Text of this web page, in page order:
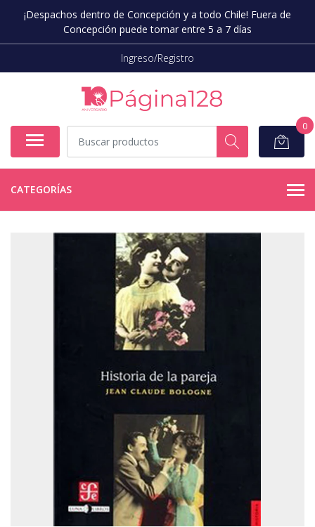
¡Despachos dentro de Concepción y a todo Chile! Fuera de
Concepción puede tomar entre 5 a 7 días
Ingreso/Registro
0
CATEGORÍAS